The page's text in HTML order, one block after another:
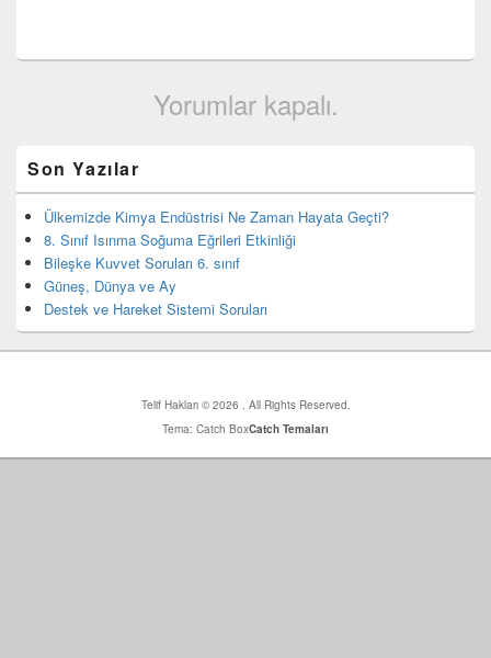
Yorumlar kapalı.
yan
bar
eklenti
bölgesi
Son Yazılar
Ülkemizde Kimya Endüstrisi Ne Zaman Hayata Geçti?
8. Sınıf Isınma Soğuma Eğrileri Etkinliği
Bileşke Kuvvet Soruları 6. sınıf
Güneş, Dünya ve Ay
Destek ve Hareket Sistemi Soruları
Telif Hakları © 2026 . All Rights Reserved.
Tema: Catch BoxCatch Temaları